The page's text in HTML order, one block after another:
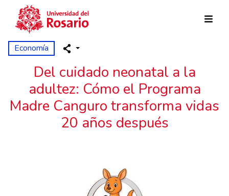
Pasar al contenido principal
Economía
Del cuidado neonatal a la
adultez: Cómo el Programa
Madre Canguro transforma vidas
20 años después